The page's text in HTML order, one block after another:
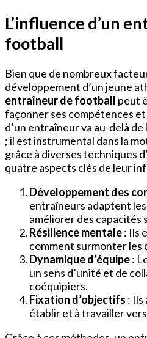
L’influence d’un
football
Bien que de nombreux
développement d’un jeune
entraîneur de football peut
façonner ses compétences
d’un entraîneur va au-delà
; il est instrumental dans la
grâce à diverses techniques
quatre aspects clés de leur
Développement des
entraîneurs adaptent
améliorer des capacités
Résilience mentale: Ils
comment surmonter les
Dynamique d’équipe:
un sens d’unité et de
coéquipiers.
Fixation d’objectifs : Ils
établir et à travailler